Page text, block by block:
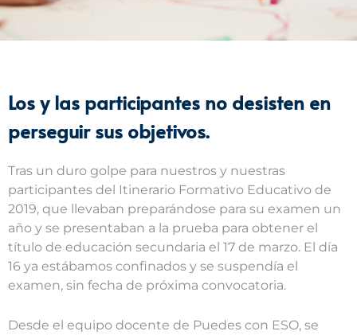
Los y las participantes no desisten en
perseguir sus objetivos.
Tras un duro golpe para nuestros y nuestras
participantes del Itinerario Formativo Educativo de
2019, que llevaban preparándose para su examen un
año y se presentaban a la prueba para obtener el
título de educación secundaria el 17 de marzo. El día
16 ya estábamos confinados y se suspendía el
examen, sin fecha de próxima convocatoria.
Desde el equipo docente de Puedes con ESO, se